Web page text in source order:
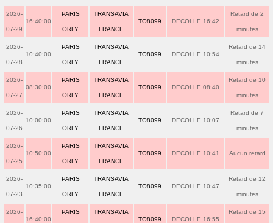
2026-
07-29
16:40:00
PARIS
ORLY
TRANSAVIA
FRANCE
TO8099 DECOLLE 16:42
Retard de 2
minutes
2026-
07-28
10:40:00
PARIS
ORLY
TRANSAVIA
FRANCE
TO8099 DECOLLE 10:54
Retard de 14
minutes
2026-
07-27
08:30:00
PARIS
ORLY
TRANSAVIA
FRANCE
TO8099 DECOLLE 08:40
Retard de 10
minutes
2026-
07-26
10:00:00
PARIS
ORLY
TRANSAVIA
FRANCE
TO8099 DECOLLE 10:07
Retard de 7
minutes
2026-
07-25
10:50:00
PARIS
ORLY
TRANSAVIA
FRANCE
TO8099 DECOLLE 10:41 Aucun retard
2026-
07-23
10:35:00
PARIS
ORLY
TRANSAVIA
FRANCE
TO8099 DECOLLE 10:47
Retard de 12
minutes
2026-
16:40:00
PARIS TRANSAVIA
TO8099 DECOLLE 16:55
Retard de 15